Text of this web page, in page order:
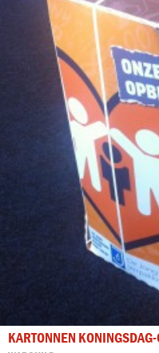
KARTONNEN